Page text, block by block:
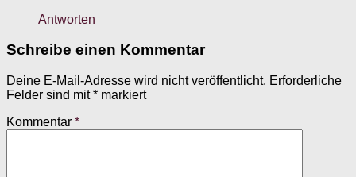
Antworten
Schreibe einen Kommentar
Deine E-Mail-Adresse wird nicht veröffentlicht. Erforderliche
Felder sind mit* markiert
Kommentar *